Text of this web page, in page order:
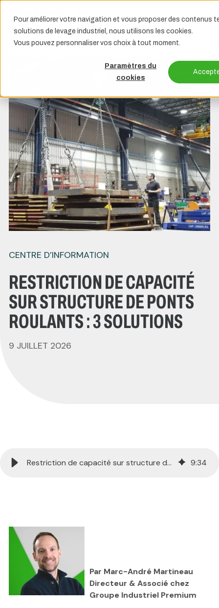
Pour améliorer votre navigation et vous proposer des contenus
solutions de levage industriel, nous utilisons les cookies.
Vous pouvez personnaliser vos choix à tout moment.
Paramètres du
cookies
CENTRE D’INFORMATION
RESTRICTION DE CAPACITÉ
SUR STRUCTURE DE PONTS
ROULANTS : 3 SOLUTIONS
9 JUILLET 2026
Restriction de capacité sur structure de ponts roulants : 3 solutions 9:34
Par Marc-André Martineau
Directeur & Associé chez
Groupe Industriel Premium